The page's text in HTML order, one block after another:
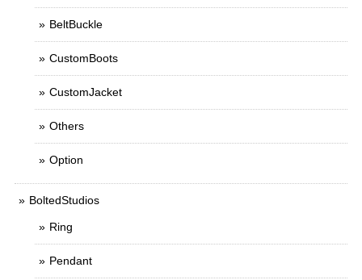
BeltBuckle
CustomBoots
CustomJacket
Others
Option
BoltedStudios
Ring
Pendant